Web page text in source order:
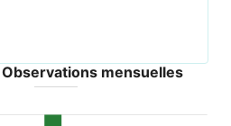
Observations mensuelles